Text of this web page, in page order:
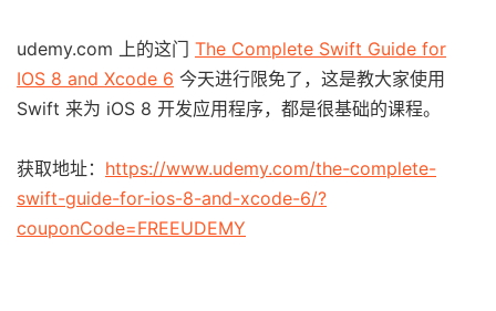
udemy.com 上的这门 The Complete Swift Guide for
IOS 8 and Xcode 6 今天进行限免了，这是教大家使用
Swift 来为 iOS 8 开发应用程序，都是很基础的课程。
获取地址： https://www.udemy.com/the-complete-
swift-guide-for-ios-8-and-xcode-6/?
couponCode=FREEUDEMY